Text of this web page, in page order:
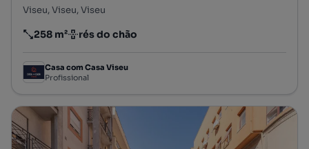
Viseu, Viseu, Viseu
Preço por metro quadrado
258 m²
Andar rés do chão
Casa com Casa Viseu
Profissional